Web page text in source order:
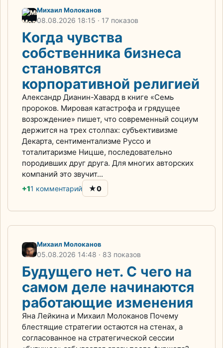
Михаил Молоканов
08.08.2026 18:15 · 17 показов
Когда чувства
собственника бизнеса
становятся
корпоративной религией
Александр Дианин-Хавард в книге «Семь
пророков. Мировая катастрофа и грядущее
возрождение» пишет, что современный социум
держится на трех столпах: субъективизме
Декарта, сентиментализме Руссо и
тоталитаризме Ницше, последовательно
породивших друг друга. Для многих авторских
компаний это звучит...
+11 комментарий ★0
Михаил Молоканов
05.08.2026 14:48 · 83 показов
Будущего нет. С чего на
самом деле начинаются
работающие изменения
Яна Лейкина и Михаил Молоканов Почему
блестящие стратегии остаются на стенах, а
согласованное на стратегической сессии